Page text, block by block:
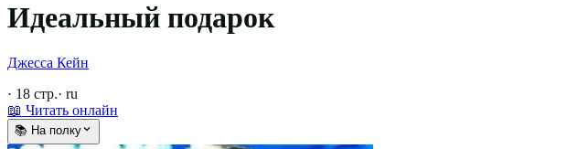
Идеальный подарок
Джесса Кейн
· 18 стр.· ru
📖 Читать онлайн
📚 На полку